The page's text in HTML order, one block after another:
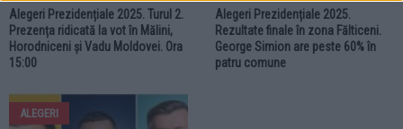
Alegeri Prezidențiale 2025. Turul 2.
Prezența ridicată la vot în Mălini,
Horodniceni și Vadu Moldovei. Ora
15:00
Alegeri Prezidențiale 2025.
Rezultate finale în zona Fălticeni.
George Simion are peste 60% în
patru comune
ALEGERI